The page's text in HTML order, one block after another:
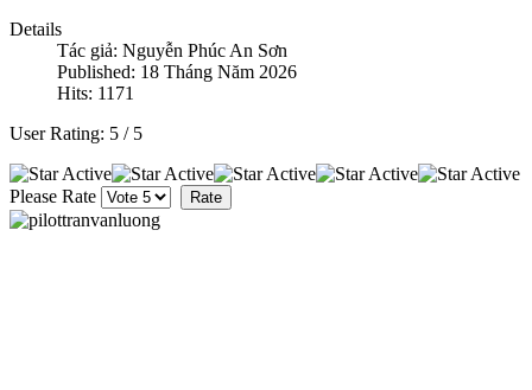
Details
Tác giả: Nguyễn Phúc An Sơn
Published: 18 Tháng Năm 2026
Hits: 1171
User Rating: 5 / 5
Please Rate